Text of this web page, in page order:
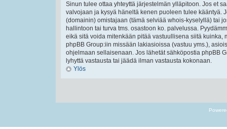
Sinun tulee ottaa yhteyttä järjestelmän ylläpitoon. Jos et
valvojaan ja kysyä häneltä kenen puoleen tulee kääntyä.
(domainin) omistajaan (tämä selviää whois-kyselyllä) tai
hallintoon tai turva tms. osastoon ko. palvelussa.
eikä sitä voida mitenkään pitää vastuullisena siitä kuinka,
phpBB Group:iin missään lakiasioissa (vastuu yms.),
ohjelmaan sellaisenaan. Jos lähetät sähköpostia phpBB
lyhyttä vastausta tai jäädä ilman vastausta kokonaan.
Ylös